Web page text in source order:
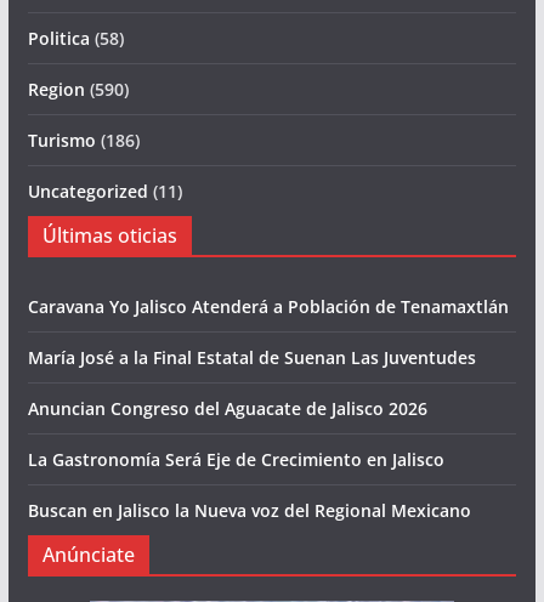
Politica (58)
Region (590)
Turismo (186)
Uncategorized (11)
Últimas oticias
Caravana Yo Jalisco Atenderá a Población de Tenamaxtlán
María José a la Final Estatal de Suenan Las Juventudes
Anuncian Congreso del Aguacate de Jalisco 2026
La Gastronomía Será Eje de Crecimiento en Jalisco
Buscan en Jalisco la Nueva voz del Regional Mexicano
Anúnciate